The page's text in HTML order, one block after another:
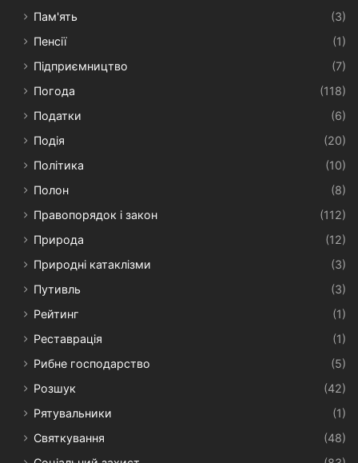
Пам'ять
(3)
Пенсії
(1)
Підприємництво
(7)
Погода
(118)
Податки
(6)
Подія
(20)
Політика
(10)
Полон
(8)
Правопорядок і закон
(112)
Природа
(12)
Природні катаклізми
(3)
Путивль
(3)
Рейтинг
(1)
Реставрація
(1)
Рибне господарство
(5)
Розшук
(42)
Рятувальники
(1)
Святкування
(48)